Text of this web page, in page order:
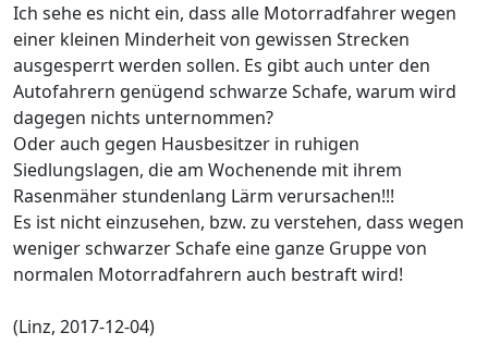
Ich sehe es nicht ein, dass alle Motorradfahrer wegen
einer kleinen Minderheit von gewissen Strecken
ausgesperrt werden sollen. Es gibt auch unter den
Autofahrern genügend schwarze Schafe, warum wird
dagegen nichts unternommen?
Oder auch gegen Hausbesitzer in ruhigen
Siedlungslagen, die am Wochenende mit ihrem
Rasenmäher stundenlang Lärm verursachen!!!
Es ist nicht einzusehen, bzw. zu verstehen, dass wegen
weniger schwarzer Schafe eine ganze Gruppe von
normalen Motorradfahrern auch bestraft wird!
(Linz, 2017-12-04)